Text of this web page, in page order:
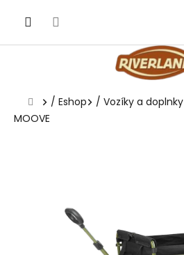
Domov
/ Eshop / Vozíky a doplnky
MOOVE